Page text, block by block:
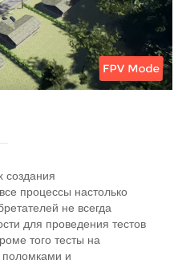
создания
процессы настолько
не всегда
для проведения тестов
того тесты на
поломками и